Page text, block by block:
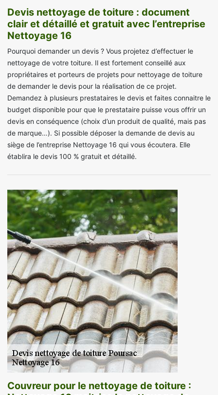
Devis nettoyage de toiture : document
clair et détaillé et gratuit avec l’entreprise
Nettoyage 16
Pourquoi demander un devis ? Vous projetez d’effectuer le
nettoyage de votre toiture. Il est fortement conseillé aux
propriétaires et porteurs de projets pour nettoyage de toiture
de demander le devis pour la réalisation de ce projet.
Demandez à plusieurs prestataires le devis et faites connaitre le
budget disponible pour que le prestataire puisse vous offrir un
devis en conséquence (choix d’un produit de qualité, mais pas
de marque…). Si possible déposer la demande de devis au
siège de l’entreprise Nettoyage 16 qui vous écoutera. Elle
établira le devis 100 % gratuit et détaillé.
Couvreur pour le nettoyage de toiture :